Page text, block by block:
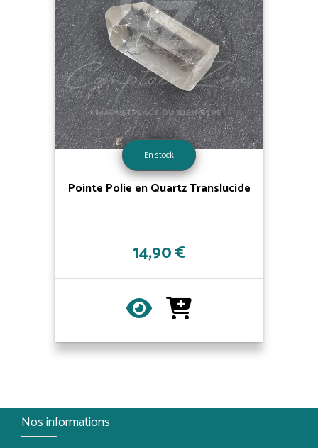
En stock
Pointe Polie en Quartz Translucide
14,90 €
Nos informations